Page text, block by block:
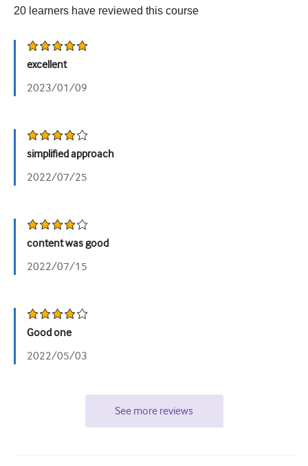
Покращення якості
Радіологія/Візуалізація
Нефрологія
Дихальний
Хірургія
Урологія
20 learners have reviewed this course
excellent
2023/01/09
simplified approach
2022/07/25
content was good
2022/07/15
Good one
2022/05/03
See more reviews